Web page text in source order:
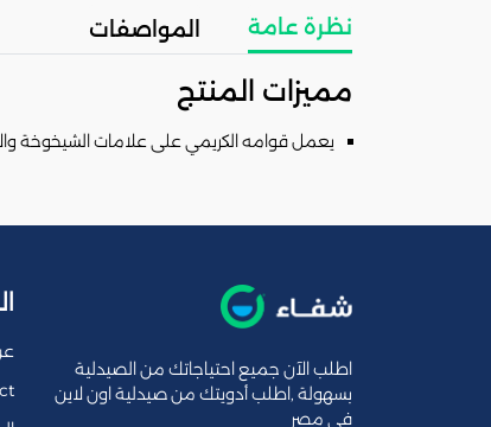
نظرة عامة المواصفات
مميزات المنتج
يعمل قوامه الكريمي على علامات الشيخوخة
اطلب الآن جميع احتياجاتك من الصيدلية
بسهولة ,اطلب أدويتك من صيدلية اون لاين
فى مصر